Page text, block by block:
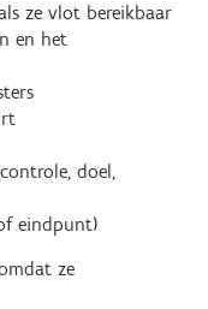
ze vlot bereikbaar
en het
doel,
eindpunt)
ze